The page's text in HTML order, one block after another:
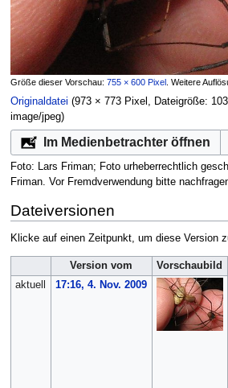
Größe dieser Vorschau: 755 × 600 Pixel. Weitere
Originaldatei (973 × 773 Pixel, Dateigröße:
image/jpeg)
Im Medienbetrachter öffnen
Foto: Lars Friman; Foto urheberrechtlich
Friman. Vor Fremdverwendung bitte
Dateiversionen
Klicke auf einen Zeitpunkt, um diese Version
Version vom Vorschaubild
aktuell
17:16, 4. Nov. 2009